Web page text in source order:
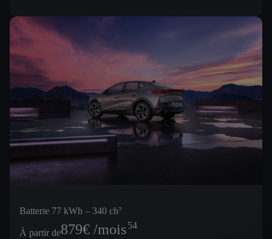
Batterie 77 kWh – 340 ch⁷
À partir de879€ /mois54